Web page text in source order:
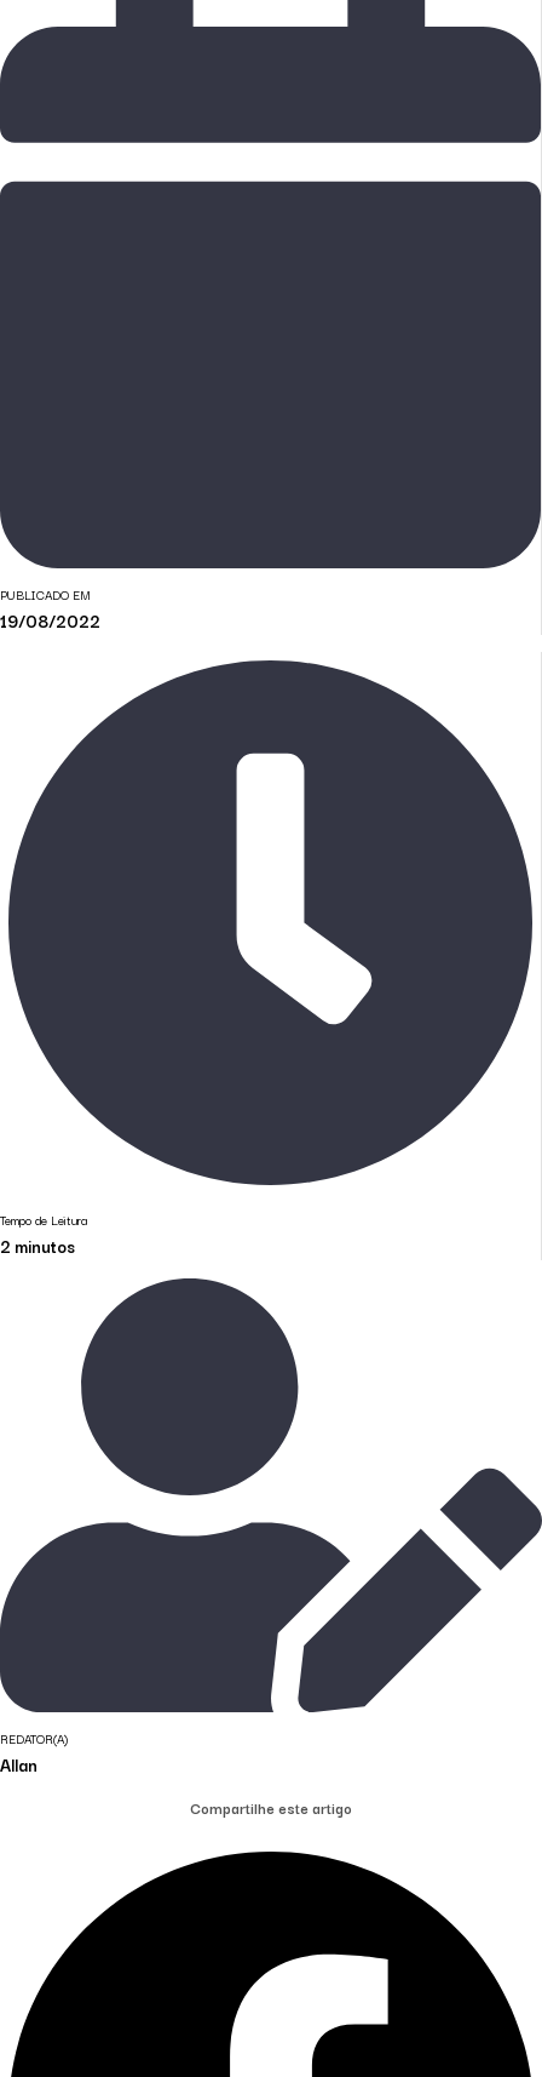
PUBLICADO EM
19/08/2022
Tempo de Leitura
2 minutos
REDATOR(A)
Allan
Compartilhe este artigo